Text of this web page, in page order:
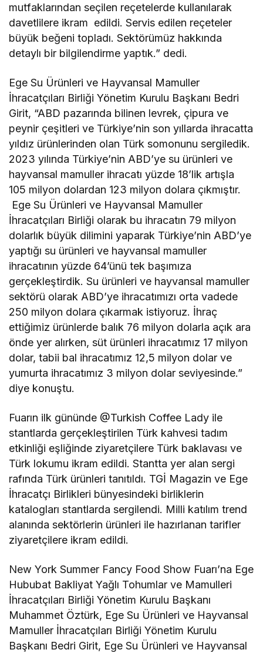
mutfaklarından seçilen reçetelerde kullanılarak
davetlilere ikram edildi. Servis edilen reçeteler
büyük beğeni topladı. Sektörümüz hakkında
detaylı bir bilgilendirme yaptık.” dedi.
Ege Su Ürünleri ve Hayvansal Mamuller
İhracatçıları Birliği Yönetim Kurulu Başkanı Bedri
Girit, “ABD pazarında bilinen levrek, çipura ve
peynir çeşitleri ve Türkiye’nin son yıllarda ihracatta
yıldız ürünlerinden olan Türk somonunu sergiledik.
2023 yılında Türkiye’nin ABD’ye su ürünleri ve
hayvansal mamuller ihracatı yüzde 18’lik artışla
105 milyon dolardan 123 milyon dolara çıkmıştır.
Ege Su Ürünleri ve Hayvansal Mamuller
İhracatçıları Birliği olarak bu ihracatın 79 milyon
dolarlık büyük dilimini yaparak Türkiye’nin ABD’ye
yaptığı su ürünleri ve hayvansal mamuller
ihracatının yüzde 64’ünü tek başımıza
gerçekleştirdik. Su ürünleri ve hayvansal mamuller
sektörü olarak ABD’ye ihracatımızı orta vadede
250 milyon dolara çıkarmak istiyoruz. İhraç
ettiğimiz ürünlerde balık 76 milyon dolarla açık ara
önde yer alırken, süt ürünleri ihracatımız 17 milyon
dolar, tabii bal ihracatımız 12,5 milyon dolar ve
yumurta ihracatımız 3 milyon dolar seviyesinde.”
diye konuştu.
Fuarın ilk gününde @Turkish Coffee Lady ile
stantlarda gerçekleştirilen Türk kahvesi tadım
etkinliği eşliğinde ziyaretçilere Türk baklavası ve
Türk lokumu ikram edildi. Stantta yer alan sergi
rafında Türk ürünleri tanıtıldı. TGİ Magazin ve Ege
İhracatçı Birlikleri bünyesindeki birliklerin
katalogları stantlarda sergilendi. Milli katılım trend
alanında sektörlerin ürünleri ile hazırlanan tarifler
ziyaretçilere ikram edildi.
New York Summer Fancy Food Show Fuarı’na Ege
Hububat Bakliyat Yağlı Tohumlar ve Mamulleri
İhracatçıları Birliği Yönetim Kurulu Başkanı
Muhammet Öztürk, Ege Su Ürünleri ve Hayvansal
Mamuller İhracatçıları Birliği Yönetim Kurulu
Başkanı Bedri Girit, Ege Su Ürünleri ve Hayvansal